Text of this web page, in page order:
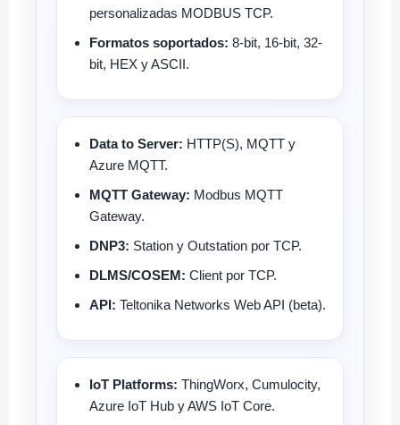
personalizadas MODBUS TCP.
Formatos soportados: 8-bit, 16-bit, 32-
bit, HEX y ASCII.
Data to Server: HTTP(S), MQTT y
Azure MQTT.
MQTT Gateway: Modbus MQTT
Gateway.
DNP3: Station y Outstation por TCP.
DLMS/COSEM: Client por TCP.
API: Teltonika Networks Web API (beta).
IoT Platforms: ThingWorx, Cumulocity,
Azure IoT Hub y AWS IoT Core.